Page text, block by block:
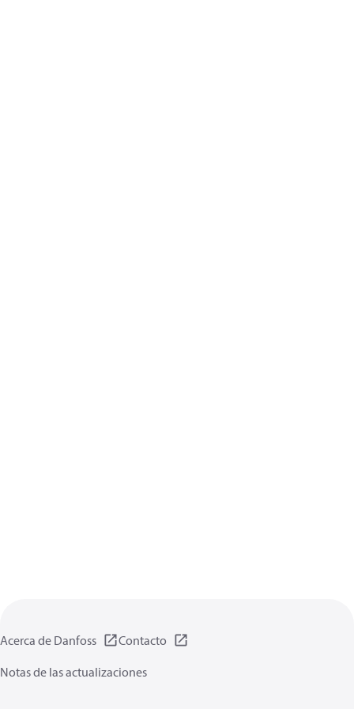
Acerca de Danfoss
Contacto
Notas de las actualizaciones